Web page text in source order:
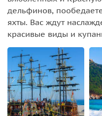
дельфинов,
яхты. Вас ждут
красивые виды и